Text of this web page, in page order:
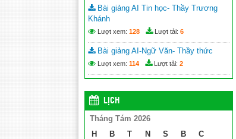
Bài giảng AI Tin học- Thầy Trương
Khánh
Lượt xem: 128 Lượt tải: 6
Bài giảng AI-Ngữ Văn- Thầy thức
Lượt xem: 114 Lượt tải: 2
LỊCH
Tháng Tám 2026
H
B T N S B
C